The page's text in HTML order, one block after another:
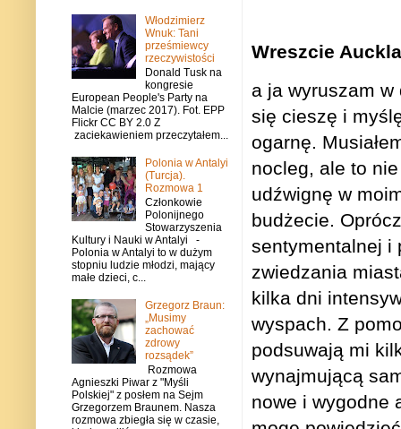
Wreszcie
a ja wyruszam
się cieszę i
ogarnę.
nocleg, ale to
udźwignę w
budżecie.
sentymentalnej i
zwiedzania
kilka dni
wyspach. Z
podsuwają mi
wynajmującą
nowe i wygodne
Włodzimierz
Wnuk: Tani
prześmiewcy
rzeczywistości
Donald Tusk na
kongresie
European People's Party na
Malcie (marzec 2017). Fot. EPP
Flickr CC BY 2.0 Z
zaciekawieniem przeczytałem...
Polonia w Antalyi
(Turcja).
Rozmowa 1
Członkowie
Polonijnego
Stowarzyszenia
Kultury i Nauki w Antalyi -
Polonia w Antalyi to w dużym
stopniu ludzie młodzi, mający
małe dzieci, c...
Grzegorz Braun:
„Musimy
zachować
zdrowy
rozsądek”
Rozmowa
Agnieszki Piwar z "Myśli
Polskiej" z posłem na Sejm
Grzegorzem Braunem. Nasza
rozmowa zbiegła się w czasie,